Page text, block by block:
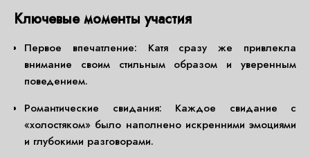
Ключевые моменты участия
Первое впечатление: Катя сразу же привлекла
внимание своим стильным образом и уверенным
поведением.
Романтические свидания: Каждое свидание с
«холостяком» было наполнено искренними эмоциями
и глубокими разговорами.